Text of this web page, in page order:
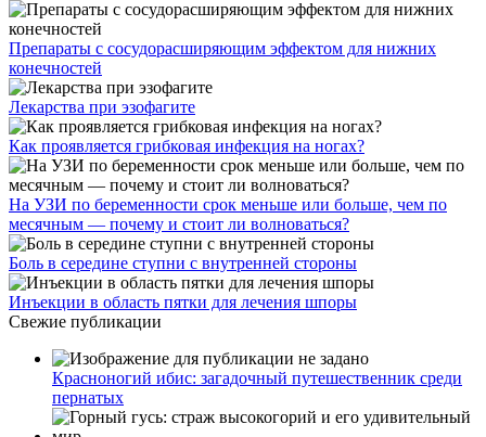
Препараты с сосудорасширяющим эффектом для нижних
конечностей
Лекарства при эзофагите
Как проявляется грибковая инфекция на ногах?
На УЗИ по беременности срок меньше или больше, чем по
месячным — почему и стоит ли волноваться?
Боль в середине ступни с внутренней стороны
Инъекции в область пятки для лечения шпоры
Свежие публикации
Красноногий ибис: загадочный путешественник среди
пернатых